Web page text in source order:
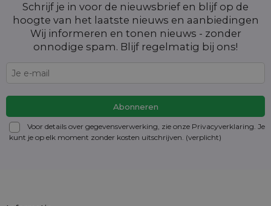
Schrijf je in voor de nieuwsbrief en blijf op de
hoogte van het laatste nieuws en aanbiedingen
Wij informeren en tonen nieuws - zonder
onnodige spam. Blijf regelmatig bij ons!
Voor details over gegevensverwerking, zie onze Privacyverklaring. Je
kunt je op elk moment zonder kosten uitschrijven . (verplicht)